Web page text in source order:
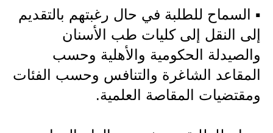
دروس
المرحلة الابتدائية
المرحلة المتوسطة
المرحلة الاعدادية
▪️ السماح للطلبة في حال رغبتهم بالتقديم
إلى النقل إلى كليات طب الأسنان
والصيدلة الحكومية والأهلية وحسب
المقاعد الشاغرة والتنافس وحسب الفئات
ومقتضيات المقاصة العلمية.